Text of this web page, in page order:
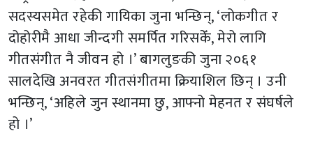
सदस्यसमेत रहेकी गायिका जुना भन्छिन्, ‘लोकगीत र
दोहोरीमै आधा जीन्दगी समर्पित गरिसकेँ, मेरो लागि
गीतसंगीत नै जीवन हो ।’ बागलुङकी जुना २०६१
सालदेखि अनवरत गीतसंगीतमा क्रियाशिल छिन् । उनी
भन्छिन्, ‘अहिले जुन स्थानमा छु, आफ्नो मेहनत र संघर्षले
हो ।’